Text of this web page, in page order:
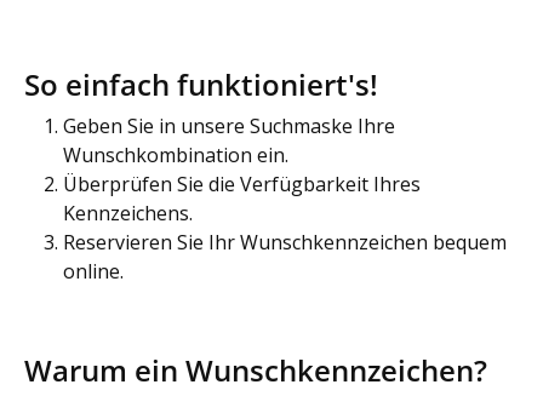
So einfach funktioniert's!
Geben Sie in unsere Suchmaske Ihre
Wunschkombination ein.
Überprüfen Sie die Verfügbarkeit Ihres
Kennzeichens.
Reservieren Sie Ihr Wunschkennzeichen bequem
online.
Warum ein Wunschkennzeichen?